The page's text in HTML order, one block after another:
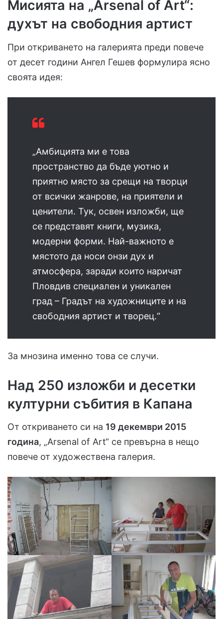
Мисията на „Arsenal of Art“:
духът на свободния артист
При откриването на галерията преди повече
от десет години Ангел Гешев формулира ясно
своята идея:
„Амбицията ми е това
пространство да бъде уютно и
приятно място за срещи на творци
от всички жанрове, на приятели и
ценители. Тук, освен изложби, ще
се представят книги, музика,
модерни форми. Най-важното е
мястото да носи онзи дух и
атмосфера, заради които наричат
Пловдив специален и уникален
град – Градът на художниците и на
свободния артист и творец.“
За мнозина именно това се случи.
Над 250 изложби и десетки
културни събития в Капана
От откриването си на 19 декември 2015
година, „Arsenal of Art“ се превърна в нещо
повече от художествена галерия.